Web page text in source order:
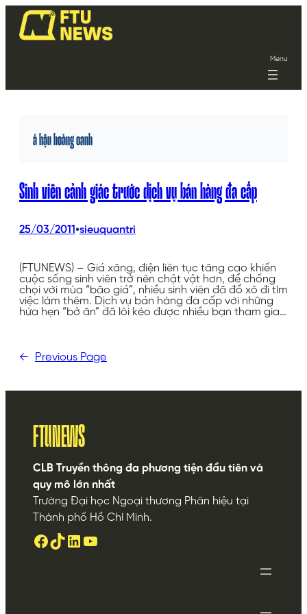
Menu
á hậu hoàng oanh
Sinh viên cảnh giác trước dịch vụ bán hàng đa cấp
25/03/2011•sieuquantri
(FTUNEWS) – Giá xăng, điện liên tục tăng cao khiến
cuộc sống sinh viên trở nên chật vật hơn, để chống
chọi với mùa “bão giá”, nhiều sinh viên đã đổ xô đi tìm
việc làm thêm. Dịch vụ bán hàng đa cấp với những
hứa hẹn “bở ăn” đã lôi kéo được nhiều bạn tham gia…
← Previous Page
FTUNEWS
CLB Truyền thông đa phương tiện đầu tiên và
quy mô lớn nhất
Trường Đại học Ngoại thương Phân hiệu tại
Thành phố Hồ Chí Minh.